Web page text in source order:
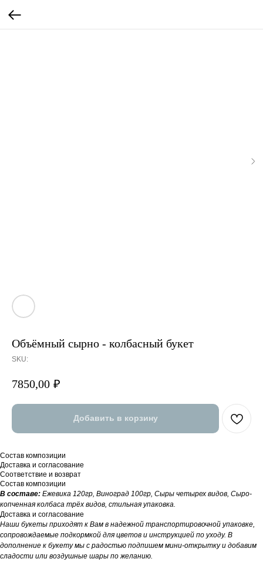
Объёмный сырно - колбасный букет
SKU:
7850,00 ₽
Добавить в корзину
Состав композиции
Доставка и согласование
Соответствие и возврат
Состав композиции
В составе: Ежевика 120гр, Виноград 100гр, Сыры четырех видов, Сыро-
копченная колбаса трёх видов, стильная упаковка.
Доставка и согласование
Наши букеты приходят к Вам в надежной транспортировочной упаковке,
сопровождаемые подкормкой для цветов и инструкцией по уходу. В
дополнение к букету мы с радостью подпишем мини-открытку и добавим
сладости или воздушные шары по желанию.